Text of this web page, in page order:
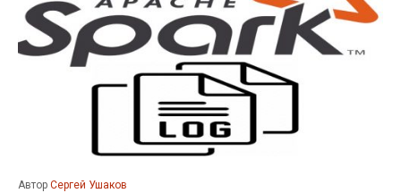
Автор Сергей Ушаков